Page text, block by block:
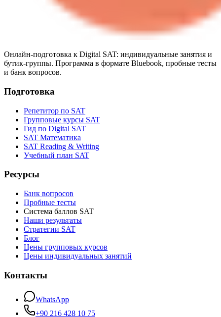
Онлайн-подготовка к Digital SAT: индивидуальные занятия и
бутик-группы. Программа в формате Bluebook, пробные тесты
и банк вопросов.
Подготовка
Репетитор по SAT
Групповые курсы SAT
Гид по Digital SAT
SAT Математика
SAT Reading & Writing
Учебный план SAT
Ресурсы
Банк вопросов
Пробные тесты
Система баллов SAT
Наши результаты
Стратегии SAT
Блог
Цены групповых курсов
Цены индивидуальных занятий
Контакты
WhatsApp
+90 216 428 10 75